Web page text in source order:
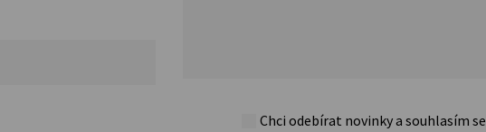
Chci odebírat novinky a souhlasím se